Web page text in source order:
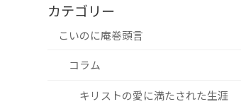
カテゴリー
こいのに庵巻頭言
コラム
キリストの愛に満たされた生涯